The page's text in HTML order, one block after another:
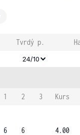
Tvrdý p.
24/10
1 2 3
Kurs
6
6
4.00